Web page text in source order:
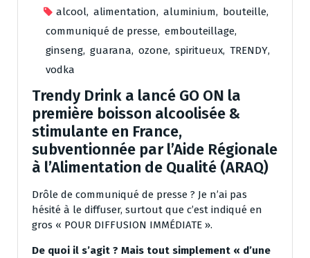
alcool, alimentation, aluminium, bouteille,
communiqué de presse, embouteillage,
ginseng, guarana, ozone, spiritueux, TRENDY,
vodka
Trendy Drink a lancé GO ON la
première boisson alcoolisée &
stimulante en France,
subventionnée par l’Aide Régionale
à l’Alimentation de Qualité (ARAQ)
Drôle de communiqué de presse ? Je n’ai pas
hésité à le diffuser, surtout que c’est indiqué en
gros « POUR DIFFUSION IMMÉDIATE ».
De quoi il s’agit ? Mais tout simplement « d’une